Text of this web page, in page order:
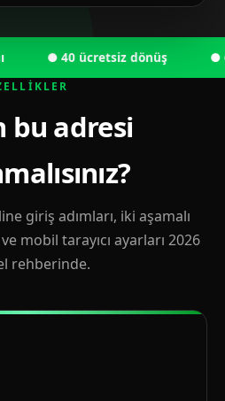
● 40 ücretsiz dönüş ●
bu adresi
giriş adımları, iki aşamalı
mobil tarayıcı ayarları 2026
rehberinde.